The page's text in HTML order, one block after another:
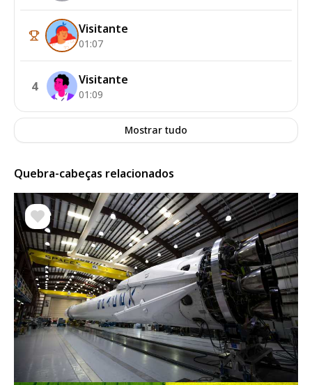
Visitante
01:07
4 Visitante
01:09
Mostrar tudo
Quebra-cabeças relacionados